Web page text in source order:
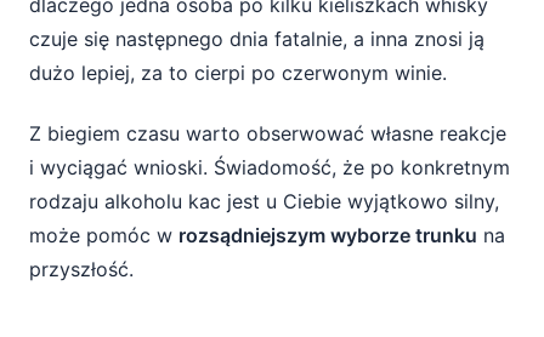
dlaczego jedna osoba po kilku kieliszkach whisky
czuje się następnego dnia fatalnie, a inna znosi ją
dużo lepiej, za to cierpi po czerwonym winie.
Z biegiem czasu warto obserwować własne reakcje
i wyciągać wnioski. Świadomość, że po konkretnym
rodzaju alkoholu kac jest u Ciebie wyjątkowo silny,
może pomóc w rozsądniejszym wyborze trunku na
przyszłość.